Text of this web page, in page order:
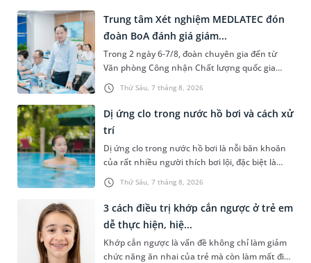
Thứ Sáu, 7 tháng 8, 2026
Trung tâm Xét nghiệm MEDLATEC đón
đoàn BoA đánh giá giám...
Trong 2 ngày 6-7/8, đoàn chuyên gia đến từ
Văn phòng Công nhận Chất lượng quốc gia
(BoA) đã ghi nhận và đánh giá cao nỗ lực duy trì
hệ thống quản lý chất lượ...
Thứ Sáu, 7 tháng 8, 2026
Dị ứng clo trong nước hồ bơi và cách xử
trí
Dị ứng clo trong nước hồ bơi là nỗi băn khoăn
của rất nhiều người thích bơi lội, đặc biệt là
những trường hợp thường xuyên bơi ở những
hồ bơi nhân tạo. Bài v...
3 cách điều trị khớp cắn ngược ở trẻ em
dễ thực hiện, hiệ...
Khớp cắn ngược là vấn đề không chỉ làm giảm
chức năng ăn nhai của trẻ mà còn làm mất đi